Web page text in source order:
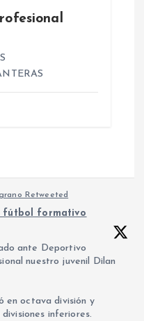
Retweeted
fútbol formativo
ante Deportivo
nuestro juvenil Dilan
en octava división y
inferiores.